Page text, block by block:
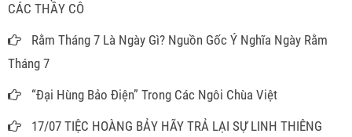
CÁC THẦY CÔ
Rằm Tháng 7 Là Ngày Gì? Nguồn Gốc Ý Nghĩa Ngày Rằm
Tháng 7
“Đại Hùng Bảo Điện” Trong Các Ngôi Chùa Việt
17/07 TIỆC HOÀNG BẢY HÃY TRẢ LẠI SỰ LINH THIÊNG